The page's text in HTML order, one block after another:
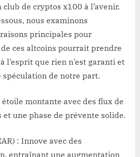
de cryptos x100 à l’avenir.
nous examinons
principales pour
ces altcoins pourrait prendre
l’esprit que rien n’est garanti et
spéculation de notre part.
montante avec des flux de
une phase de prévente solide.
: Innove avec des
entraînant une augmentation